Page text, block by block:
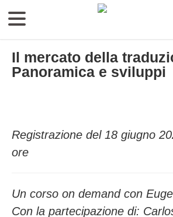
Il mercato della
Panoramica e sviluppi
Registrazione del 18 giugno
ore
Un corso on demand con
Con la partecipazione di: